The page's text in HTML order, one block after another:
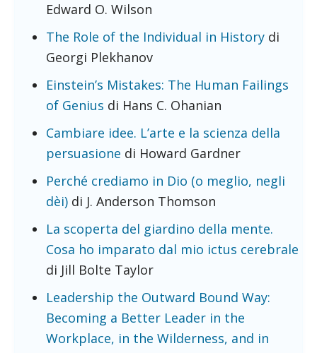
Edward O. Wilson
The Role of the Individual in History di
Georgi Plekhanov
Einstein’s Mistakes: The Human Failings
of Genius di Hans C. Ohanian
Cambiare idee. L’arte e la scienza della
persuasione di Howard Gardner
Perché crediamo in Dio (o meglio, negli
dèi) di J. Anderson Thomson
La scoperta del giardino della mente.
Cosa ho imparato dal mio ictus cerebrale
di Jill Bolte Taylor
Leadership the Outward Bound Way:
Becoming a Better Leader in the
Workplace, in the Wilderness, and in